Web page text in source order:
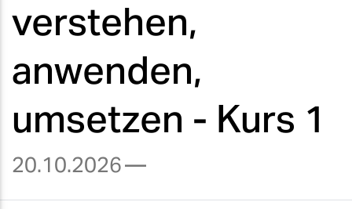
verstehen,
anwenden,
umsetzen - Kurs 1
20.10.2026—